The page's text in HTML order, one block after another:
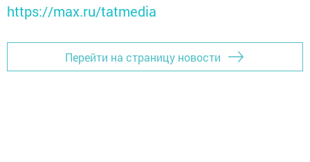
https://max.ru/tatmedia
Перейти на страницу новости